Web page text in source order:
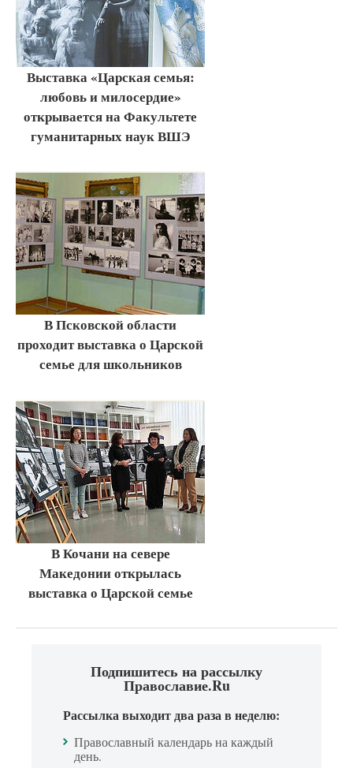
Выставка «Царская семья:
любовь и милосердие»
открывается на Факультете
гуманитарных наук ВШЭ
В Псковской области
проходит выставка о Царской
семье для школьников
В Кочани на севере
Македонии открылась
выставка о Царской семье
Подпишитесь на рассылку
Православие.Ru
Рассылка выходит два раза в неделю:
Православный календарь на каждый
день.